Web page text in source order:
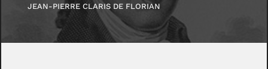
JEAN-PIERRE CLARIS DE FLORIAN